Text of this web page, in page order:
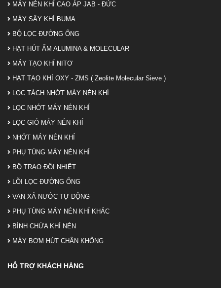
MÁY NÉN KHÍ CAO ÁP JAB - ĐỨC
MÁY SẤY KHÍ BUMA
BỘ LỌC ĐƯỜNG ỐNG
HẠT HÚT ẨM ALUMINA & MOLECULAR
MÁY TẠO KHÍ NITƠ
HẠT TẠO KHÍ OXY - ZMS ( Zeolite Molecular Sieve )
LỌC TÁCH NHỚT MÁY NÉN KHÍ
LỌC NHỚT MÁY NÉN KHÍ
LỌC GIÓ MÁY NÉN KHÍ
NHỚT MÁY NÉN KHÍ
PHỤ TÙNG MÁY NÉN KHÍ
BỘ TRAO ĐỔI NHIỆT
LÕI LỌC ĐƯỜNG ỐNG
VAN XẢ NƯỚC TỰ ĐỘNG
PHỤ TÙNG MÁY NÉN KHÍ KHÁC
BÌNH CHỨA KHÍ NÉN
MÁY BƠM HÚT CHÂN KHÔNG
HỖ TRỢ KHÁCH HÀNG